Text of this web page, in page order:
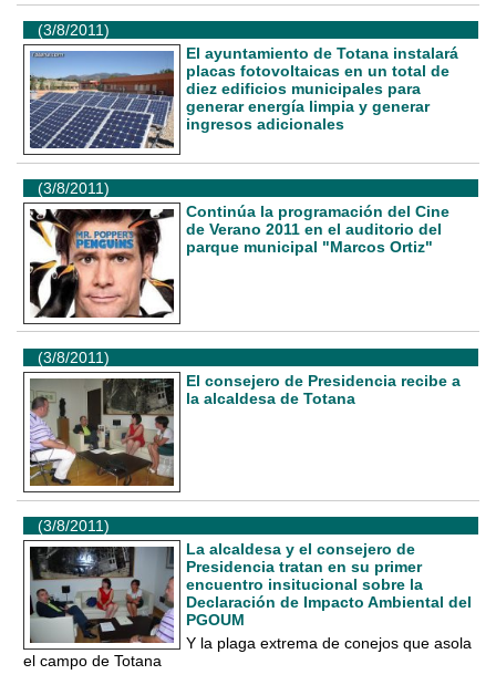
(3/8/2011)
El ayuntamiento de Totana instalará
placas fotovoltaicas en un total de
diez edificios municipales para
generar energía limpia y generar
ingresos adicionales
(3/8/2011)
Continúa la programación del Cine
de Verano 2011 en el auditorio del
parque municipal "Marcos Ortiz"
(3/8/2011)
El consejero de Presidencia recibe a
la alcaldesa de Totana
(3/8/2011)
La alcaldesa y el consejero de
Presidencia tratan en su primer
encuentro insitucional sobre la
Declaración de Impacto Ambiental del
PGOUM
Y la plaga extrema de conejos que asola
el campo de Totana